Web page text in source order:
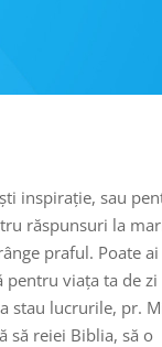
inspirație, sau
răspunsuri la
praful. Poate ai
pentru viața ta de zi
stau lucrurile, pr.
să reiei Biblia, să o
VOLUMUL